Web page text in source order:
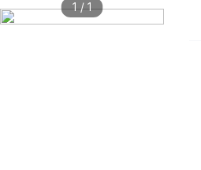
1 / 1